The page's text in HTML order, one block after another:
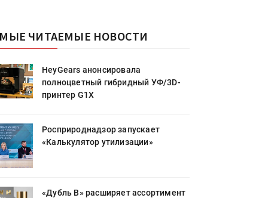
ЧИТАЕМЫЕ НОВОСТИ
HeyGears анонсировала
полноцветный гибридный УФ/3D-
принтер G1X
Росприроднадзор запускает
«Калькулятор утилизации»
«Дубль В» расширяет ассортимент